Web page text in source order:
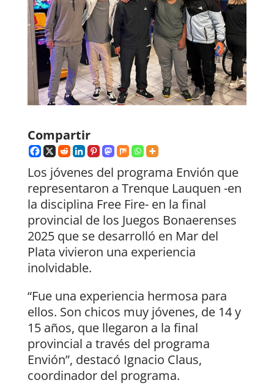
Compartir
Los jóvenes del programa Envión que
representaron a Trenque Lauquen -en
la disciplina Free Fire- en la final
provincial de los Juegos Bonaerenses
2025 que se desarrolló en Mar del
Plata vivieron una experiencia
inolvidable.
“Fue una experiencia hermosa para
ellos. Son chicos muy jóvenes, de 14 y
15 años, que llegaron a la final
provincial a través del programa
Envión”, destacó Ignacio Claus,
coordinador del programa.